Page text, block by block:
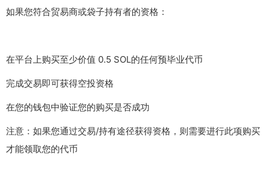
如果您符合贸易商或袋子持有者的资格：
在平台上购买至少价值 0.5 SOL的任何预毕业代币
完成交易即可获得空投资格
在您的钱包中验证您的购买是否成功
注意：如果您通过交易/持有途径获得资格，则需要进行此项购买
才能领取您的代币